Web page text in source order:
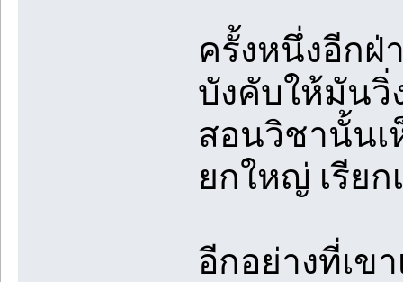
ครั้งหนึ่งอีกฝ่
บังคับให้มันวิ่
สอนวิชานั้นเ
ยกใหญ่ เรียก
อีกอย่างที่เข